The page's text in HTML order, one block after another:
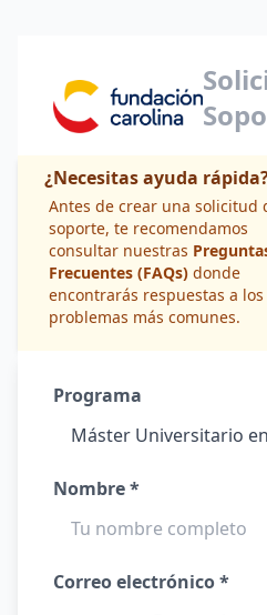
¿Necesitas ayuda
Antes de crear una solicitud
soporte, te recomendamos
consultar nuestras
Frecuentes (FAQs) donde
encontrarás respuestas a los
problemas más comunes.
Programa
Nombre *
Correo electrónico *